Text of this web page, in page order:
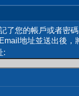
了您的帳戶或者密
地址並送出後，
: